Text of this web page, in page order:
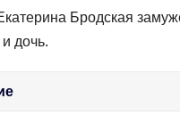
Бродская
дочь.